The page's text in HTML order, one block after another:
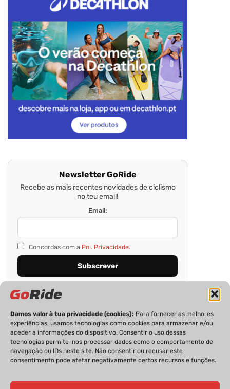
Damos valor à tua privacidade (cookies): Para fornecer as melhores
experiências, usamos tecnologias como cookies para armazenar e/ou
aceder a informações do dispositivo. Consentir o uso dessas
tecnologias permite-nos processar dados como o comportamento de
navegação ou IDs neste site. Não consentir ou recusar este
consentimento pode afetar negativamente certos recursos e funções.
Newsletter GoRide
Recebe as mais recentes novidades de ciclismo
no teu email!
Email:
Concordas com a Pol. Privacidade.
PRIVACIDADE FICHA TÉCNICA
ESTATUTO EDITORIAL